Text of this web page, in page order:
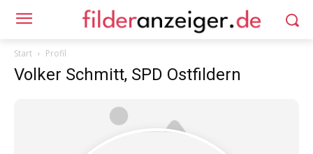
Start Profil
Volker Schmitt, SPD Ostfildern